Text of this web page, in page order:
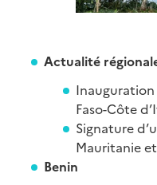
Actualité
Faso-Côte
Signature
Mauritanie
Benin